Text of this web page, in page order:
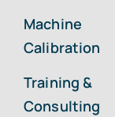
Machine
Calibration
Training &
Consulting